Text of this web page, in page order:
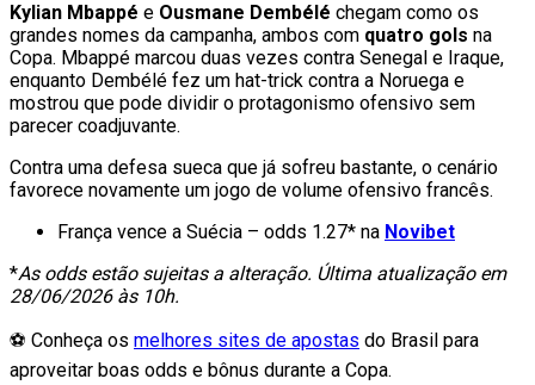
Kylian Mbappé e Ousmane Dembélé chegam como os
grandes nomes da campanha, ambos com quatro gols na
Copa. Mbappé marcou duas vezes contra Senegal e Iraque,
enquanto Dembélé fez um hat-trick contra a Noruega e
mostrou que pode dividir o protagonismo ofensivo sem
parecer coadjuvante.
Contra uma defesa sueca que já sofreu bastante, o cenário
favorece novamente um jogo de volume ofensivo francês.
França vence a Suécia – odds 1.27* na Novibet
*As odds estão sujeitas a alteração. Última atualização em
28/06/2026 às 10h.
⚽ Conheça os melhores sites de apostas do Brasil para
aproveitar boas odds e bônus durante a Copa.